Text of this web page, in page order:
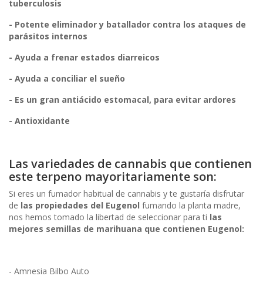
tuberculosis
- Potente eliminador y batallador contra los ataques de
parásitos internos
- Ayuda a frenar estados diarreicos
- Ayuda a conciliar el sueño
- Es un gran antiácido estomacal, para evitar ardores
- Antioxidante
Las variedades de cannabis que contienen
este terpeno mayoritariamente son:
Si eres un fumador habitual de cannabis y te gustaría disfrutar
de las propiedades del Eugenol fumando la planta madre,
nos hemos tomado la libertad de seleccionar para ti las
mejores semillas de marihuana que contienen Eugenol:
- Amnesia Bilbo Auto